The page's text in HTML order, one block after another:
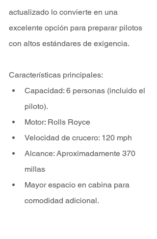
actualizado lo convierte en una
excelente opción para preparar pilotos
con altos estándares de exigencia.
Características principales:
Capacidad: 6 personas (incluido el
piloto).
Motor: Rolls Royce
Velocidad de crucero: 120 mph
Alcance: Aproximadamente 370
millas
Mayor espacio en cabina para
comodidad adicional.